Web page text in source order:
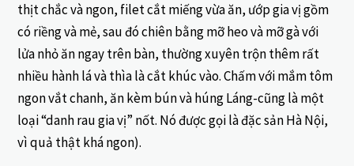
thịt chắc và ngon, filet cắt miếng vừa ăn, ướp gia vị gồm
có riềng và mẻ, sau đó chiên bằng mỡ heo và mỡ gà với
lửa nhỏ ăn ngay trên bàn, thường xuyên trộn thêm rất
nhiều hành lá và thìa là cắt khúc vào. Chấm với mắm tôm
ngon vắt chanh, ăn kèm bún và húng Láng-cũng là một
loại “danh rau gia vị” nốt. Nó được gọi là đặc sản Hà Nội,
vì quả thật khá ngon).